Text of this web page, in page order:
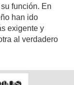
función. En
han ido
exigente y
al verdadero